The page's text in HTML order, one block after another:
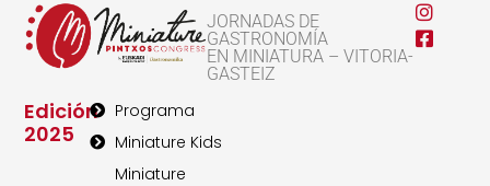
JORNADAS DE
GASTRONOMÍA
EN MINIATURA – VITORIA-
GASTEIZ
Edición
2025
Programa
Miniature Kids
Miniature